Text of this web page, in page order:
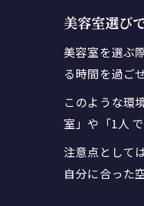
美容室選び
美容室を選ぶ
る時間を過ご
このような環
室」や「1人
注意点として
自分に合った